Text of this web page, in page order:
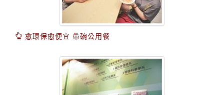
愈環保愈便宜 帶碗公用餐